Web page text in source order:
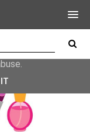
its services
user-agent are
and security
usage